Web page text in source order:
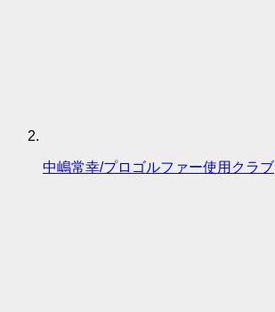
中嶋常幸/プロゴルファー使用クラブ